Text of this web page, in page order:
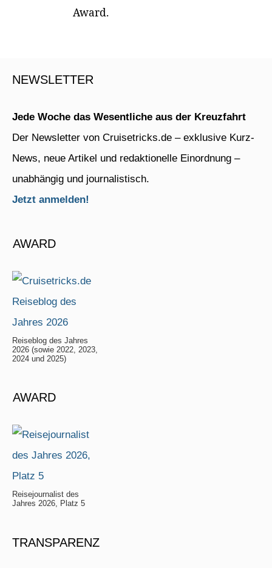
Award.
NEWSLETTER
Jede Woche das Wesentliche aus der Kreuzfahrt
Der Newsletter von Cruisetricks.de – exklusive Kurz-
News, neue Artikel und redaktionelle Einordnung –
unabhängig und journalistisch.
Jetzt anmelden!
AWARD
Reiseblog des Jahres
2026 (sowie 2022, 2023,
2024 und 2025)
AWARD
Reisejournalist des
Jahres 2026, Platz 5
TRANSPARENZ